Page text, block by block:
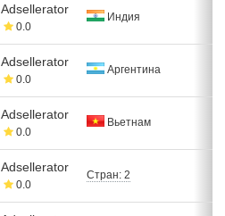
Adsellerator
0.0
Индия
Adsellerator
0.0
Аргентина
Adsellerator
0.0
Вьетнам
Adsellerator
0.0
Стран: 2